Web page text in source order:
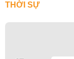
THỜI SỰ